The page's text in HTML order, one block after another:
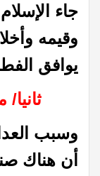
جاء
وقيمه
يوافق
وسبب
أن هناك